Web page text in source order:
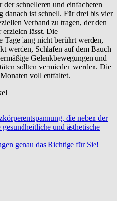
der schnelleren und einfacheren
danach ist schnell. Für drei bis vier
Verband zu tragen, der den
erzielen lässt. Die
Tage lang nicht berührt werden,
werden, Schlafen auf dem Bauch
Gelenkbewegungen und
sollten vermieden werden. Die
voll entfaltet.
die neben der
und ästhetische
genau das Richtige für Sie!